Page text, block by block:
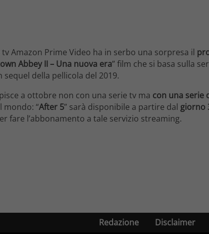
Amazon Prime Video ha in serbo una sorpresa il
Abbey II – Una nuova era” film che si basa sulla
della pellicola del 2019.
a ottobre non con una serie tv ma con una serie
mondo: “After 5” sarà disponibile a partire dal giorno
fare l’abbonamento a tale servizio streaming.
Redazione Disclaimer